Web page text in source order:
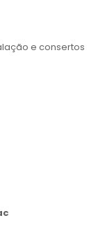
e consertos